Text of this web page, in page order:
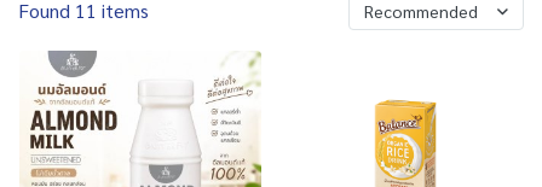
Found 11 items Recommended